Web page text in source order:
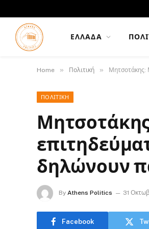
ΕΛΛΆΔΑ
Home » Πολιτική » Μητσοτάκης:
ΠΟΛΙΤΙΚΉ
δηλώνουν
By Athens Politics 31
Facebook